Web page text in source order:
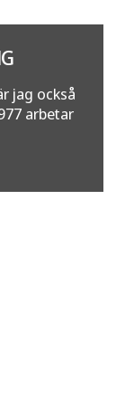
jag också
arbetar